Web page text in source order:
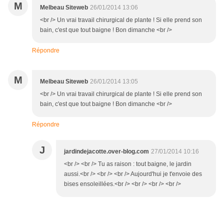
M Melbeau Siteweb 26/01/2014 13:06
<br /> Un vrai travail chirurgical de plante ! Si elle prend son
bain, c'est que tout baigne ! Bon dimanche <br />
Répondre
M Melbeau Siteweb 26/01/2014 13:05
<br /> Un vrai travail chirurgical de plante ! Si elle prend son
bain, c'est que tout baigne ! Bon dimanche <br />
Répondre
J jardindejacotte.over-blog.com 27/01/2014 10:16
<br /> <br /> Tu as raison : tout baigne, le jardin
aussi.<br /> <br /> <br /> Aujourd'hui je t'envoie des
bises ensoleillées.<br /> <br /> <br /> <br />